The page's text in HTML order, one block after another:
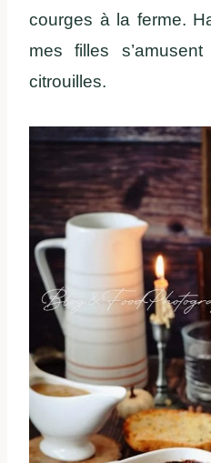
courges à la ferme.
mes filles
citrouilles.